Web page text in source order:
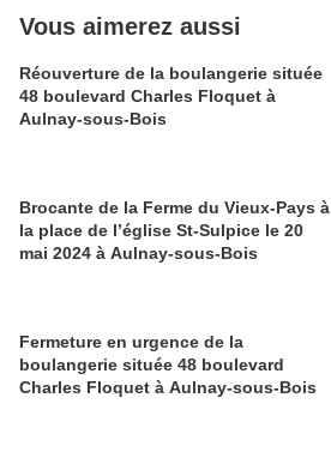
Vous aimerez aussi
Réouverture de la boulangerie située
48 boulevard Charles Floquet à
Aulnay-sous-Bois
Brocante de la Ferme du Vieux-Pays à
la place de l’église St-Sulpice le 20
mai 2024 à Aulnay-sous-Bois
Fermeture en urgence de la
boulangerie située 48 boulevard
Charles Floquet à Aulnay-sous-Bois